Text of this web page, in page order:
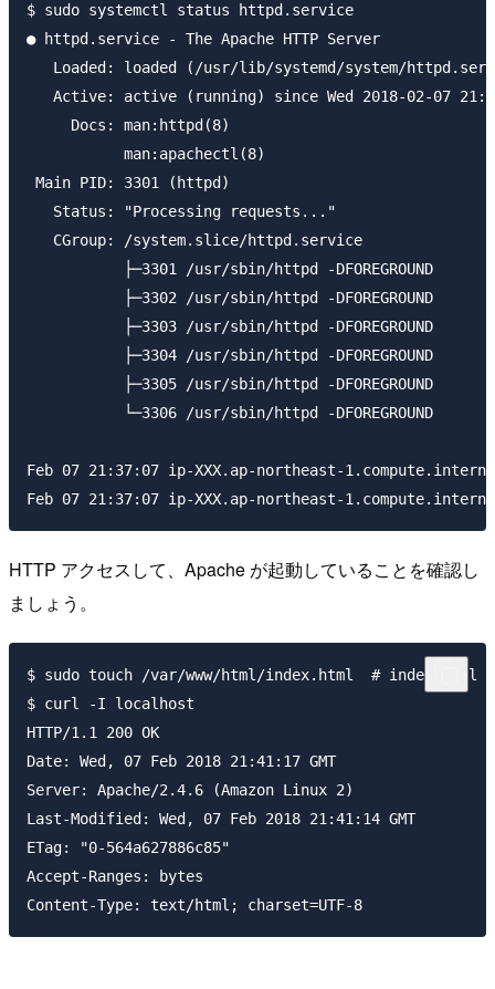
$ sudo systemctl status httpd.service
● httpd.service - The Apache HTTP Server
Loaded: loaded (/usr/lib/systemd/system/
Active: active (running) since Wed 2018-02-07
     Docs: man:httpd(8)
           man:apachectl(8)
Main PID: 3301 (httpd)
   Status: "Processing requests..."
   CGroup: /system.slice/httpd.service
           ├─3301 /usr/sbin/httpd -DFOREGROUND
           ├─3302 /usr/sbin/httpd -DFOREGROUND
           ├─3303 /usr/sbin/httpd -DFOREGROUND
           ├─3304 /usr/sbin/httpd -DFOREGROUND
           ├─3305 /usr/sbin/httpd -DFOREGROUND
           └─3306 /usr/sbin/httpd -DFOREGROUND
Feb 07 21:37:07 ip-XXX.ap-northeast-
HTTP アクセスして、Apache が起動していることを確認し
ましょう。
$ sudo touch /var/www/html/index.html  # index.html フ
$ curl -I localhost
HTTP/1.1 200 OK
Date: Wed, 07 Feb 2018 21:41:17 GMT
Server: Apache/2.4.6 (Amazon Linux 2)
Last-Modified: Wed, 07 Feb 2018 21:41:14 GMT
ETag: "0-564a627886c85"
Accept-Ranges: bytes